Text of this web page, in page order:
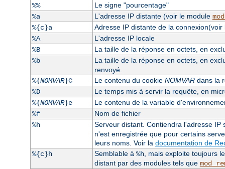
%%
Le signe "pourcentage"
%a
L'adresse IP distante (voir le module
%{c}a
Adresse IP distante de la
%A
L'adresse IP locale
%B
La taille de la réponse en octets, en
%b
La taille de la réponse en octets, en
renvoyé.
%{NOMVAR}C Le contenu du cookie NOMVARdans la
%D
Le temps mis à servir la requête, en
%{NOMVAR}e
Le contenu de la variable
%f
Nom de fichier
%h
Serveur distant. Contiendra l'adresse IP
n'est enregistrée que pour certains
leurs noms. Voir la documentation de
%{c}h
Semblable à %h, mais exploite toujours
distant par des modules tels que